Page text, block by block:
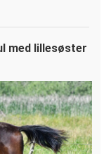
med lillesøster